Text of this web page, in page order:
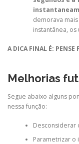
demorava
instantânea,
A DICA FINAL É: PENSE
Melhorias
Segue abaixo alguns
nessa função:
Desconsiderar
Parametrizar